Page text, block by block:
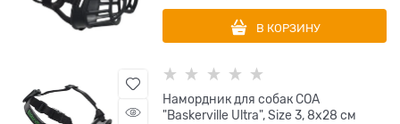
В КОРЗИНУ
Намордник для собак COA
"Baskerville Ultra", Size 3, 8х28 см